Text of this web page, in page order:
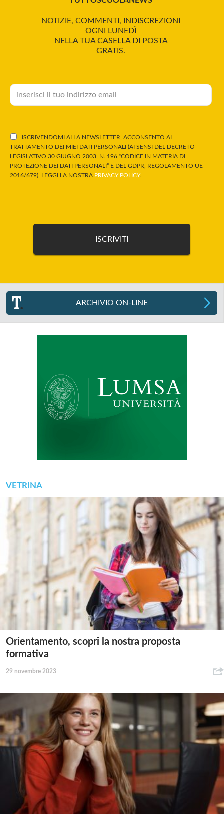
NOTIZIE, COMMENTI, INDISCREZIONI
OGNI LUNEDÌ
NELLA TUA CASELLA DI POSTA
GRATIS.
ISCRIVENDOMI ALLA NEWSLETTER, ACCONSENTO AL
TRATTAMENTO DEI MIEI DATI PERSONALI (AI SENSI DEL DECRETO
LEGISLATIVO 30 GIUGNO 2003, N. 196 “CODICE IN MATERIA DI
PROTEZIONE DEI DATI PERSONALI” E DEL GDPR, REGOLAMENTO UE
2016/679). LEGGI LA NOSTRA PRIVACY POLICY.
ARCHIVIO ON-LINE
VETRINA
Orientamento, scopri la nostra proposta
formativa
29 novembre 2023